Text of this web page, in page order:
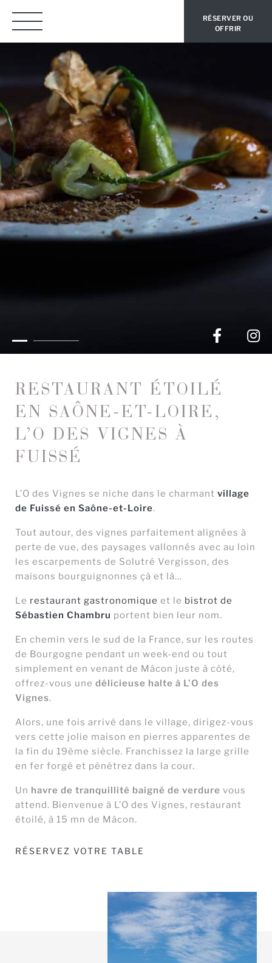
RÉSERVER OU
OFFRIR
RESTAURANT ÉTOILÉ
EN SAÔNE-ET-LOIRE,
L’O DES VIGNES À
FUISSÉ
L’O des Vignes se niche dans le charmant village
de Fuissé en Saône-et-Loire.
Tout autour, des vignes parfaitement alignées à
perte de vue, des paysages vallonnés avec au loin
les escarpements de Solutré Vergisson, des
maisons bourguignonnes çà et là...
Le restaurant gastronomique et le bistrot de
Sébastien Chambru portent bien leur nom.
En chemin vers le sud de la France, sur les routes
de Bourgogne pendant un week-end ou tout
simplement en venant de Mâcon juste à côté,
offrez-vous une délicieuse halte à L’O des
Vignes.
Alors, une fois arrivé dans le village, dirigez-vous
vers cette jolie maison en pierres apparentes de
la fin du 19ème siècle. Franchissez la large grille
en fer forgé et pénétrez dans la cour.
Un havre de tranquillité baigné de verdure vous
attend. Bienvenue à L’O des Vignes, restaurant
étoilé, à 15 mn de Mâcon.
RÉSERVEZ VOTRE TABLE